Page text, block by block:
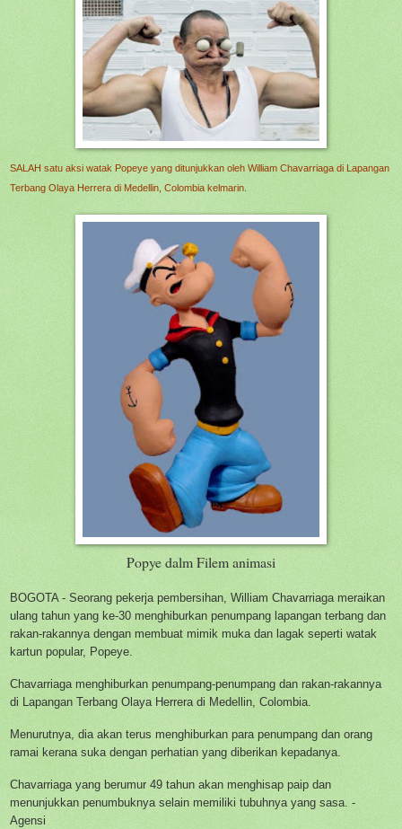
SALAH satu aksi watak Popeye yang ditunjukkan oleh William Chavarriaga di Lapangan
Terbang Olaya Herrera di Medellin, Colombia kelmarin.
Popye dalm Filem animasi
BOGOTA - Seorang pekerja pembersihan, William Chavarriaga meraikan
ulang tahun yang ke-30 menghiburkan penumpang lapangan terbang dan
rakan-rakannya dengan membuat mimik muka dan lagak seperti watak
kartun popular, Popeye.
Chavarriaga menghiburkan penumpang-penumpang dan rakan-rakannya
di Lapangan Terbang Olaya Herrera di Medellin, Colombia.
Menurutnya, dia akan terus menghiburkan para penumpang dan orang
ramai kerana suka dengan perhatian yang diberikan kepadanya.
Chavarriaga yang berumur 49 tahun akan menghisap paip dan
menunjukkan penumbuknya selain memiliki tubuhnya yang sasa. -
Agensi